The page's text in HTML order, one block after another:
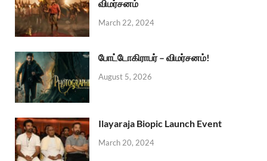
விமர்சனம்
March 22, 2024
போட்டோகிராபர் – விமர்சனம்!
August 5, 2026
Ilayaraja Biopic Launch Event
March 20, 2024